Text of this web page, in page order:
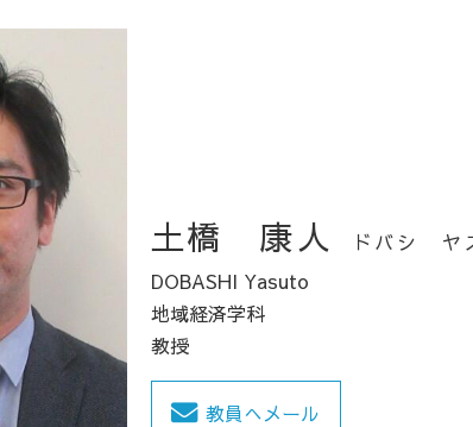
土橋 康人
ドバシ ヤ
DOBASHI Yasuto
地域経済学科
教授
教員へメール